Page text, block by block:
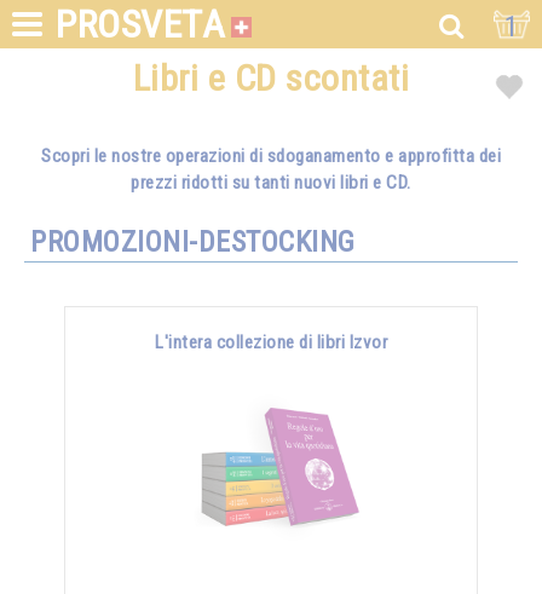
PROSVETA 1
Libri e CD scontati
Scopri le nostre operazioni di sdoganamento e approfitta dei
prezzi ridotti su tanti nuovi libri e CD.
PROMOZIONI-DESTOCKING
L'intera collezione di libri Izvor